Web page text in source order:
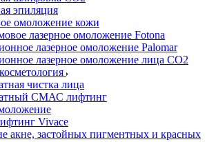
эпиляция
омоложение кожи
лазерное омоложение Fotona
лазерное омоложение Palomar
лазерное омоложение лица СО2
чистка лица
СМАС лифтинг
Vivace
акне, застойных пигментных и красных